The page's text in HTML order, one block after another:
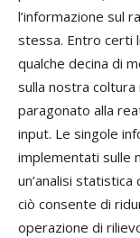
l’informazione sul
stessa. Entro certi
qualche decina di
sulla nostra
paragonato alla
input. Le singole
implementati sulle
un’analisi
ciò consente di
operazione di